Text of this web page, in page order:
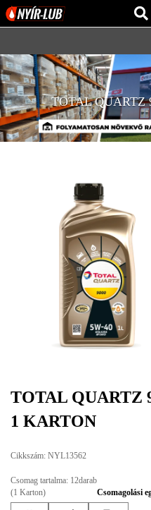
REGISZTRÁCIÓ
KENŐANYAGOK
VISZKOZITÁSOK
ADALÉKOK
INFO
(HÉTFŐTŐL PÉNTEKIG 8-17H)
+36 70 674 0983
NYIRLUBKFT@GMAIL.COM
AZ ÖN
TOTAL QUARTZ
TOTAL QUARTZ
1 KARTON
Cikkszám: NYL13562
Csomag tartalma: 12darab
(1 Karton)
Csomagolási